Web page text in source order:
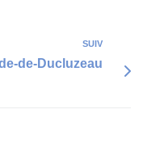
SUIV
de-Ducluzeau